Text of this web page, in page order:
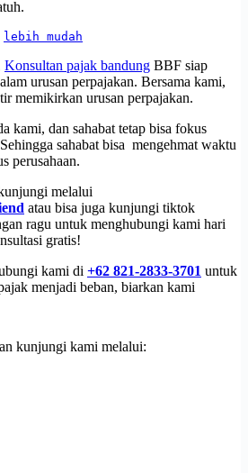
lebih mudah
Konsultan pajak bandung BBF siap
urusan perpajakan. Bersama kami,
memikirkan urusan perpajakan.
kami, dan sahabat tetap bisa fokus
sahabat bisa mengehmat waktu
perusahaan.
melalui
atau bisa juga kunjungi tiktok
ragu untuk menghubungi kami hari
gratis!
kami di +62 821-2833-3701 untuk
menjadi beban, biarkan kami
kunjungi kami melalui: